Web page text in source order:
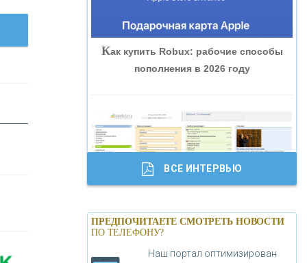
«БАНК ГЛОБЭКС»
«ТРАСТ»
«ГАЗПРОМБАНК»
«МОСКОВСКИЙ КРЕДИТНЫЙ
БАНК»
Как купить Robux: рабочие способы
пополнения в 2026 году
Банки.ру обновил логотип впервые за
19 лет - «Лента новостей»
ВСЕ ИНТЕРВЬЮ
ПРЕДПОЧИТАЕТЕ СМОТРЕТЬ НОВОСТИ
ПО ТЕЛЕФОНУ?
Наш портал оптимизирован